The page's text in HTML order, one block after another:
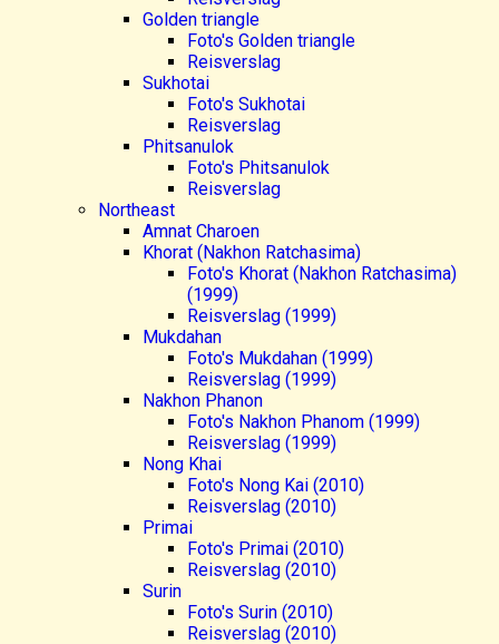
Golden triangle
Foto's Golden triangle
Reisverslag
Sukhotai
Foto's Sukhotai
Reisverslag
Phitsanulok
Foto's Phitsanulok
Reisverslag
Northeast
Amnat Charoen
Khorat (Nakhon Ratchasima)
Foto's Khorat (Nakhon Ratchasima)
(1999)
Reisverslag (1999)
Mukdahan
Foto's Mukdahan (1999)
Reisverslag (1999)
Nakhon Phanon
Foto's Nakhon Phanom (1999)
Reisverslag (1999)
Nong Khai
Foto's Nong Kai (2010)
Reisverslag (2010)
Primai
Foto's Primai (2010)
Reisverslag (2010)
Surin
Foto's Surin (2010)
Reisverslag (2010)